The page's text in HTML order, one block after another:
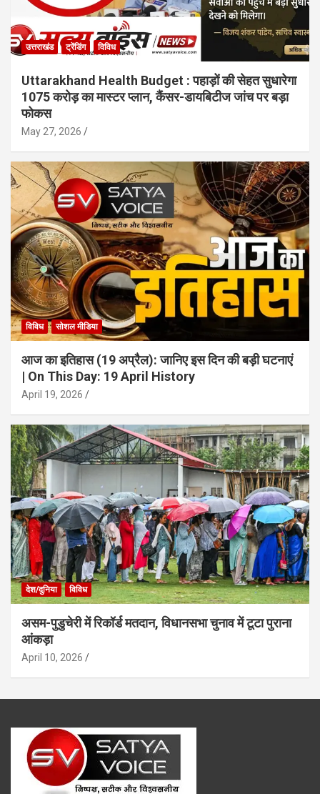
उत्तराखंड ट्रेंडिंग विविध
Uttarakhand Health Budget : पहाड़ों की सेहत सुधारेगा
1075 करोड़ का मास्टर प्लान, कैंसर-डायबिटीज जांच पर बड़ा
फोकस
May 27, 2026
विविध सोशल मीडिया
आज का इतिहास (19 अप्रैल): जानिए इस दिन की बड़ी घटनाएं
| On This Day: 19 April History
April 19, 2026
देश/दुनिया विविध
असम-पुडुचेरी में रिकॉर्ड मतदान, विधानसभा चुनाव में टूटा पुराना
आंकड़ा
April 10, 2026